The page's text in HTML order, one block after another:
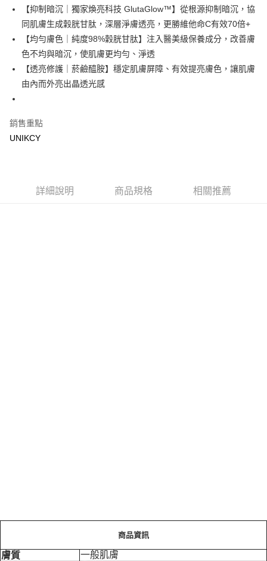
街口支付
悠遊付
Google Pay
運送方式
7-11取貨付款［需3-5個工作天不含預購商品］
付款後7-11取貨［需3-5個工作天不含預購商品］
每筆NT$100，滿NT$799(含以上)免運費
【抑制暗沉｜獨家煥亮科技 GlutaGlow™】從根源抑制暗沉，協
同肌膚生成穀胱甘肽，深層淨膚透亮，更勝維他命C有效70倍+
【均勻膚色｜純度98%穀胱甘肽】注入醫美級保養成分，改善膚
色不均與暗沉，使肌膚更均勻、淨透
【透亮修護｜菸鹼醯胺】穩定肌膚屏障、有效提亮膚色，讓肌膚
由內而外亮出晶透光感
銷售重點
UNIKCY
詳細說明 商品規格 相關推薦
商品資訊
膚質
一般肌膚